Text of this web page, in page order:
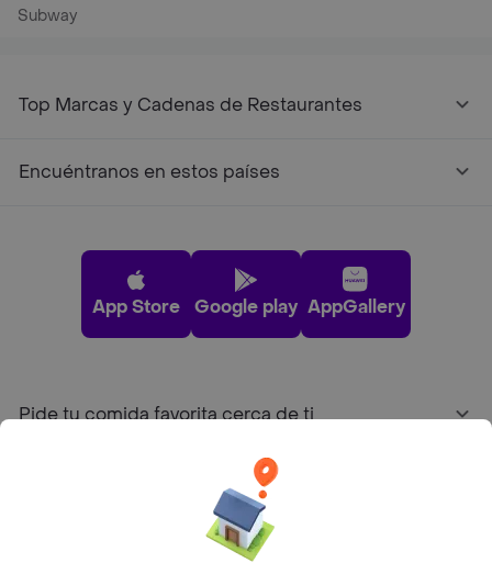
Subway
Top Marcas y Cadenas de Restaurantes
Encuéntranos en estos países
App Store Google play AppGallery
Pide tu comida favorita cerca de ti